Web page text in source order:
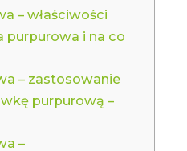
– właściwości
purpurowa i na co
– zastosowanie
purpurową –
–